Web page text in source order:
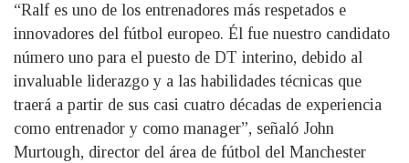
“Ralf es uno de los entrenadores más respetados e
innovadores del fútbol europeo. Él fue nuestro candidato
número uno para el puesto de DT interino, debido al
invaluable liderazgo y a las habilidades técnicas que
traerá a partir de sus casi cuatro décadas de experiencia
como entrenador y como manager”, señaló John
Murtough, director del área de fútbol del Manchester